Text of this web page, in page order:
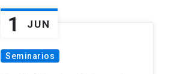
1 JUN
Seminarios